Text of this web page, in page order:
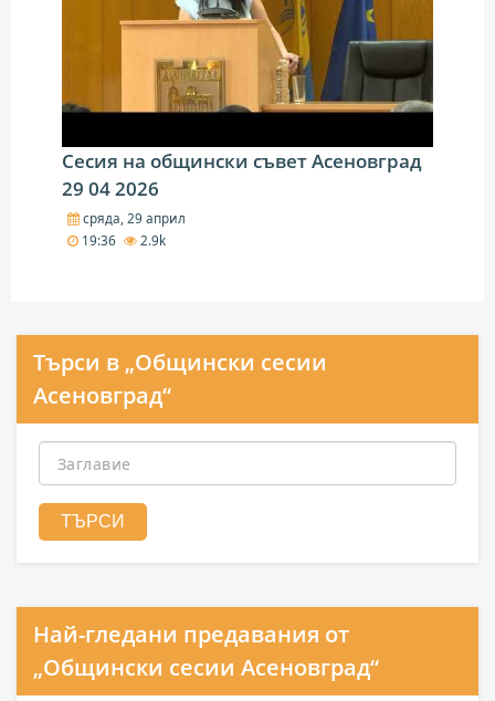
Сесия на общински съвет Асеновград
29 04 2026
сряда, 29 април
19:36
2.9k
Търси в „Общински сесии
Асеновград“
Най-гледани предавания от
„Общински сесии Асеновград“